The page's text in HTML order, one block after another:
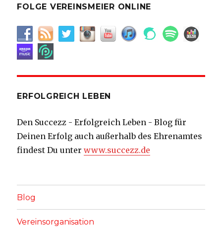
FOLGE VEREINSMEIER ONLINE
ERFOLGREICH LEBEN
Den Succezz - Erfolgreich Leben - Blog für
Deinen Erfolg auch außerhalb des Ehrenamtes
findest Du unterwww.succezz.de
Blog
Vereinsorganisation